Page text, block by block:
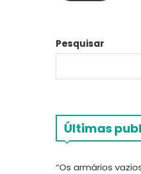
Pesquisar
Últimas
“Os armários